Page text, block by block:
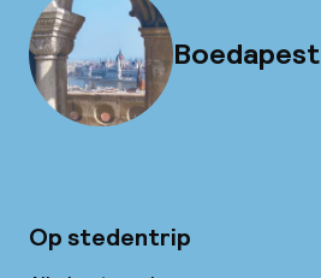
Boedapest
Op stedentrip